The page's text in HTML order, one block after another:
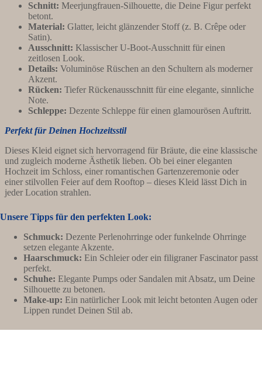
Schnitt: Meerjungfrauen-Silhouette, die Deine Figur perfekt
betont.
Material: Glatter, leicht glänzender Stoff (z. B. Crêpe oder
Satin).
Ausschnitt: Klassischer U-Boot-Ausschnitt für einen
zeitlosen Look.
Details: Voluminöse Rüschen an den Schultern als moderner
Akzent.
Rücken: Tiefer Rückenausschnitt für eine elegante, sinnliche
Note.
Schleppe: Dezente Schleppe für einen glamourösen Auftritt.
Perfekt für Deinen Hochzeitsstil
Dieses Kleid eignet sich hervorragend für Bräute, die eine klassische
und zugleich moderne Ästhetik lieben. Ob bei einer eleganten
Hochzeit im Schloss, einer romantischen Gartenzeremonie oder
einer stilvollen Feier auf dem Rooftop – dieses Kleid lässt Dich in
jeder Location strahlen.
Unsere Tipps für den perfekten Look:
Schmuck: Dezente Perlenohrringe oder funkelnde Ohrringe
setzen elegante Akzente.
Haarschmuck: Ein Schleier oder ein filigraner Fascinator passt
perfekt.
Schuhe: Elegante Pumps oder Sandalen mit Absatz, um Deine
Silhouette zu betonen.
Make-up: Ein natürlicher Look mit leicht betonten Augen oder
Lippen rundet Deinen Stil ab.